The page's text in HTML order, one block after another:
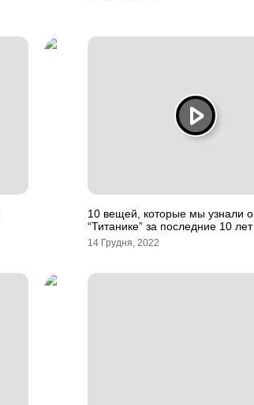
10 вещей, которые мы узнали о
“Титанике” за последние 10 лет
14 Грудня, 2022